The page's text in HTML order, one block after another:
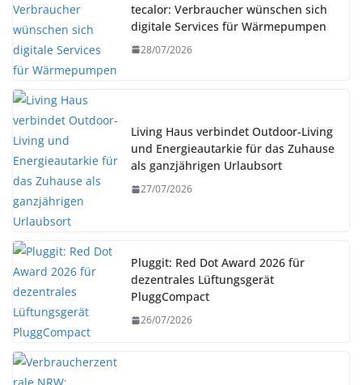
tecalor: Verbraucher wünschen sich
digitale Services für Wärmepumpen
28/07/2026
Living Haus verbindet Outdoor-Living
und Energieautarkie für das Zuhause
als ganzjährigen Urlaubsort
27/07/2026
Pluggit: Red Dot Award 2026 für
dezentrales Lüftungsgerät
PluggCompact
26/07/2026